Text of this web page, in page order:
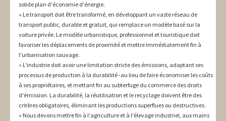
solide plan d'économie d'énergie.
Le transport doit être transformé, en développant un vaste réseau de
transport public, durable et gratuit, qui remplace un modèle basé sur la
voiture privée. Le modèle urbanistique, professionnel et touristique doit
favoriser les déplacements de proximité et mettre immédiatement fin à
l'urbanisation sauvage.
L'industrie doit avoir une limitation stricte des émissions, adaptant ses
processus de production à la durabilité -au lieu de faire économiser les coûts
à ses propriétaires, et mettant fin au subterfuge du commerce des droits
d'émission. La durabilité, la réutilisation et le recyclage doivent être des
critères obligatoires, éliminant les productions superflues ou destructives.
Nous devons mettre fin à l'agriculture et à l'élevage industriel, aux mains